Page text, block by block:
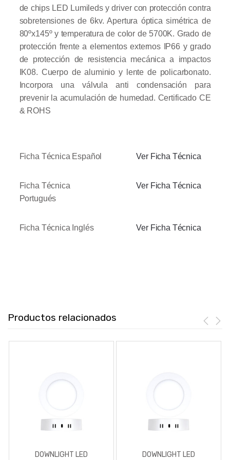
de chips LED Lumileds y driver con protección contra
sobretensiones de 6kv. Apertura óptica simétrica de
80ºx145º y temperatura de color de 5700K. Grado de
protección frente a elementos externos IP66 y grado
de protección de resistencia mecánica a impactos
IK08. Cuerpo de aluminio y lente de policarbonato.
Incorpora una válvula anti condensación para
prevenir la acumulación de humedad. Certificado CE
& ROHS
Ficha Técnica Español Ver Ficha Técnica
Ficha Técnica
Portugués
Ver Ficha Técnica
Ficha Técnica Inglés Ver Ficha Técnica
Productos relacionados
DOWNLIGHT LED
DOWNLIGHT LED